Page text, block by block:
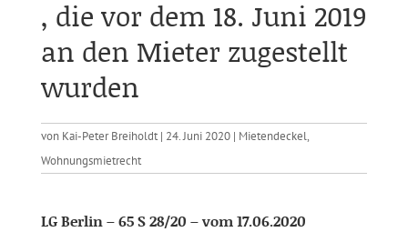
, die vor dem 18. Juni 2019
an den Mieter zugestellt
wurden
von Kai-Peter Breiholdt| 24. Juni 2020| Mietendeckel,
Wohnungsmietrecht
LG Berlin – 65 S 28/20 – vom 17.06.2020